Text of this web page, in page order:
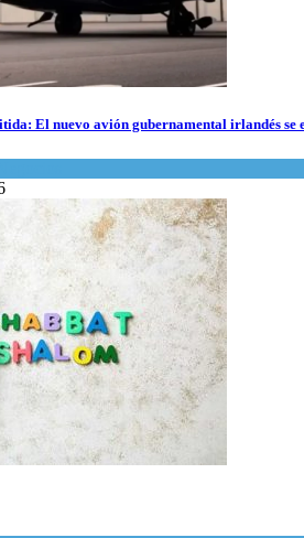
El nuevo avión gubernamental irlandés